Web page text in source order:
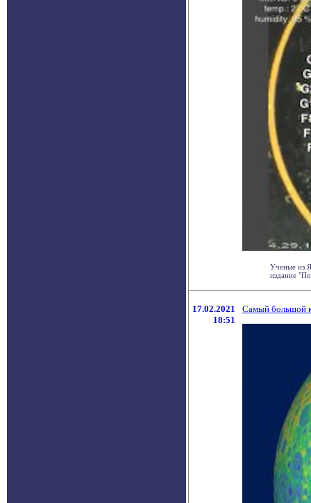
Ученые из
издание
17.02.2021
18:51
Самый большой